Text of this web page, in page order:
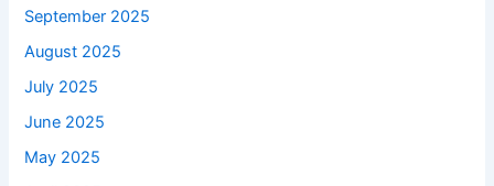
September 2025
August 2025
July 2025
June 2025
May 2025